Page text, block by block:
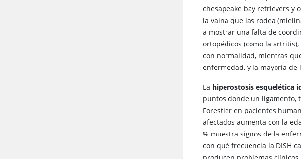
chesapeake bay retrievers y
la vaina que las rodea
a mostrar una falta de
ortopédicos (como la
con normalidad, mientras
enfermedad, y la mayoría de
La hiperostosis esquelética
puntos donde un ligamento,
Forestier en pacientes
afectados aumenta con la
% muestra signos de la
con qué frecuencia la DISH